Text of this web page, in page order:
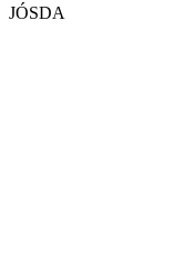
JÓSDA